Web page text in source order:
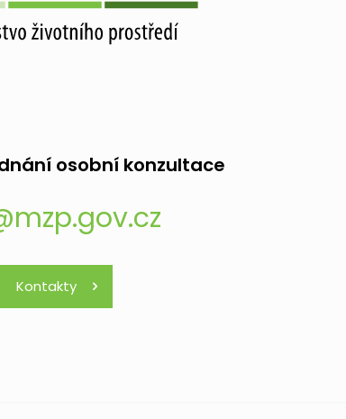
osobní konzultace
Kontakty